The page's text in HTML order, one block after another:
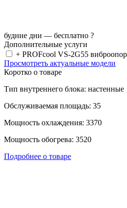
будние дни — бесплатно ?
Дополнительные услуги
+ PROFcool VS-2G55
Просмотреть актуальные модели
Коротко о товаре
Тип внутреннего блока: настенные
Обслуживаемая площадь: 35
Мощность охлаждения: 3370
Мощность обогрева: 3520
Подробнее о товаре